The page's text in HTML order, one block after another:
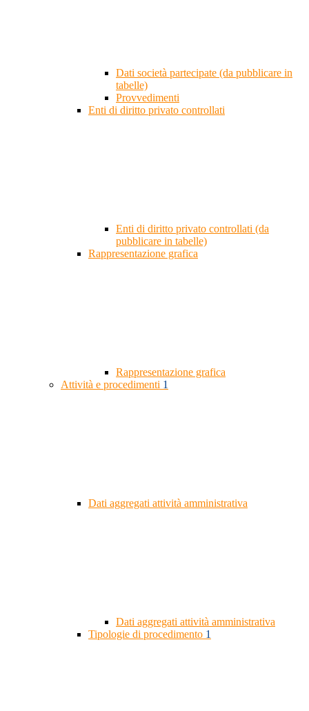
Dati società partecipate (da pubblicare in
tabelle)
Provvedimenti
Enti di diritto privato controllati
Enti di diritto privato controllati (da
pubblicare in tabelle)
Rappresentazione grafica
Rappresentazione grafica
Attività e procedimenti 1
Dati aggregati attività amministrativa
Dati aggregati attività amministrativa
Tipologie di procedimento 1